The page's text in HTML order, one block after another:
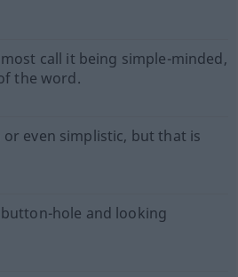
call it being simple-minded,
the word.
even simplistic, but that is
hole and looking